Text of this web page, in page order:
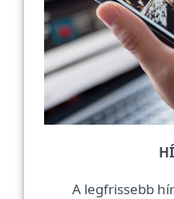
A legfrissebb